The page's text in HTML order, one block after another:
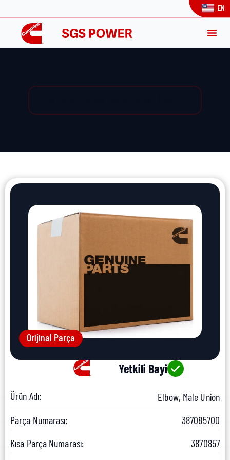
EN
Orijinal Parça
Yetkili Bayi
Ürün Adı:
Elbow, Male Union
Parça Numarası:
387085700
Kısa Parça Numarası:
3870857